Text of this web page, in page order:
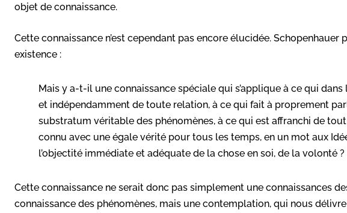
objet de connaissance.
Cette connaissance n’est cependant pas encore élucidée. Schopenhauer
existence :
Mais y a-t-il une connaissance spéciale qui s’applique à ce qui dans
et indépendamment de toute relation, à ce qui fait à proprement
substratum véritable des phénomènes, à ce qui est affranchi de
connu avec une égale vérité pour tous les temps, en un mot aux
l’objectité immédiate et adéquate de la chose en soi, de la volonté ?
Cette connaissance ne serait donc pas simplement une connaissances
connaissance des phénomènes, mais une contemplation, qui nous délivre